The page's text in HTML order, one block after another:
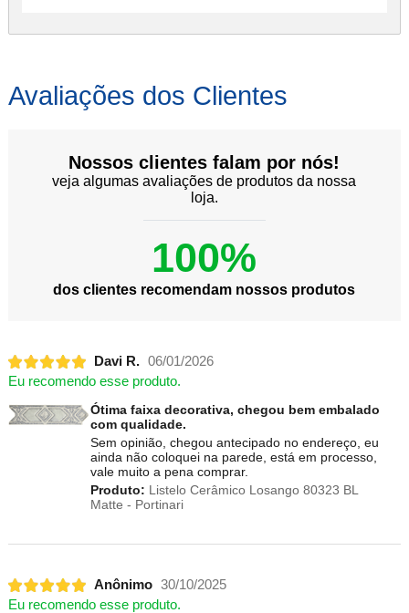
Avaliações dos Clientes
Nossos clientes falam por nós!
veja algumas avaliações de produtos da nossa
loja.
100%
dos clientes recomendam nossos produtos
Davi R. 06/01/2026
Eu recomendo esse produto.
Ótima faixa decorativa, chegou bem embalado
com qualidade.
Sem opinião, chegou antecipado no endereço, eu
ainda não coloquei na parede, está em processo,
vale muito a pena comprar.
Produto: Listelo Cerâmico Losango 80323 BL
Matte - Portinari
Anônimo 30/10/2025
Eu recomendo esse produto.